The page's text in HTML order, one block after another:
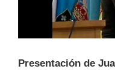
Presentación de